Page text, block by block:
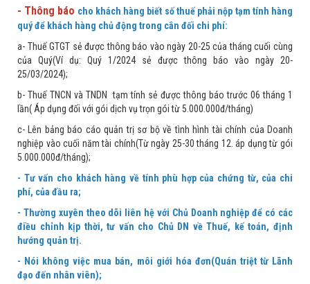
- Thông báo cho khách hàng biết số thuế phải nộp tạm tính hàng
quý để khách hàng chủ động trong cân đối chi phí:
a- Thuế GTGT sẻ được thông báo vào ngày 20-25 của tháng cuối cùng
của Quý(Ví dụ: Quý 1/2024 sẻ được thông báo vào ngày 20-
25/03/2024);
b- Thuế TNCN và TNDN tạm tính sẻ được thông báo trước 06 tháng 1
lần( Áp dụng đối với gói dịch vụ trọn gói từ 5.000.000đ/tháng)
c- Lên bảng báo cáo quản trị sơ bộ về tình hình tài chính của Doanh
nghiệp vào cuối năm tài chính(Từ ngày 25-30 tháng 12. áp dụng từ gói
5.000.000đ/tháng);
- Tư vấn cho khách hàng về tính phù hợp của chứng từ, của chi
phí, của đầu ra;
- Thường xuyên theo dõi liên hệ với Chủ Doanh nghiệp để có các
điều chỉnh kịp thời, tư vấn cho Chủ DN về Thuế, kế toán, định
hướng quản trị.
- Nói không việc mua bán, môi giới hóa đơn(Quán triệt từ Lãnh
đạo đến nhân viên);